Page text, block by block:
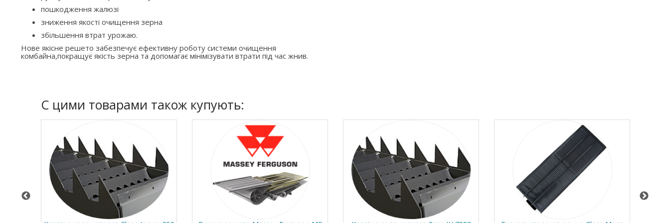
пошкодження жалюзі
зниження якості очищення зерна
збільшення втрат урожаю.
Нове якісне решето забезпечує ефективну роботу системи очищення
комбайна,покращує якість зерна та допомагає мінімізувати втрати під час жнив.
C цими товарами також купують: